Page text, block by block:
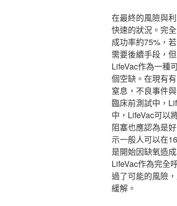
在最終的風險與
快速的狀況。完
成功率約75%，
需要後續手段，
LifeVac作為一種
個空缺。在現有
窒息，不良事件
臨床前測試中，
中，LifeVac可以
阻塞也應認為是
示一般人可以在
是開始因缺氧造
LifeVac作為完全
過了可能的風險
緩解。